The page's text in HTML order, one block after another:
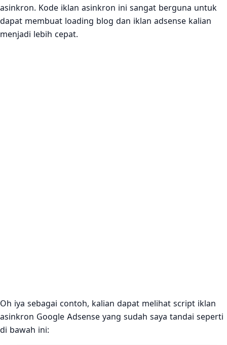
asinkron. Kode iklan asinkron ini sangat berguna untuk
dapat membuat loading blog dan iklan adsense kalian
menjadi lebih cepat.
Oh iya sebagai contoh, kalian dapat melihat script iklan
asinkron Google Adsense yang sudah saya tandai seperti
di bawah ini: